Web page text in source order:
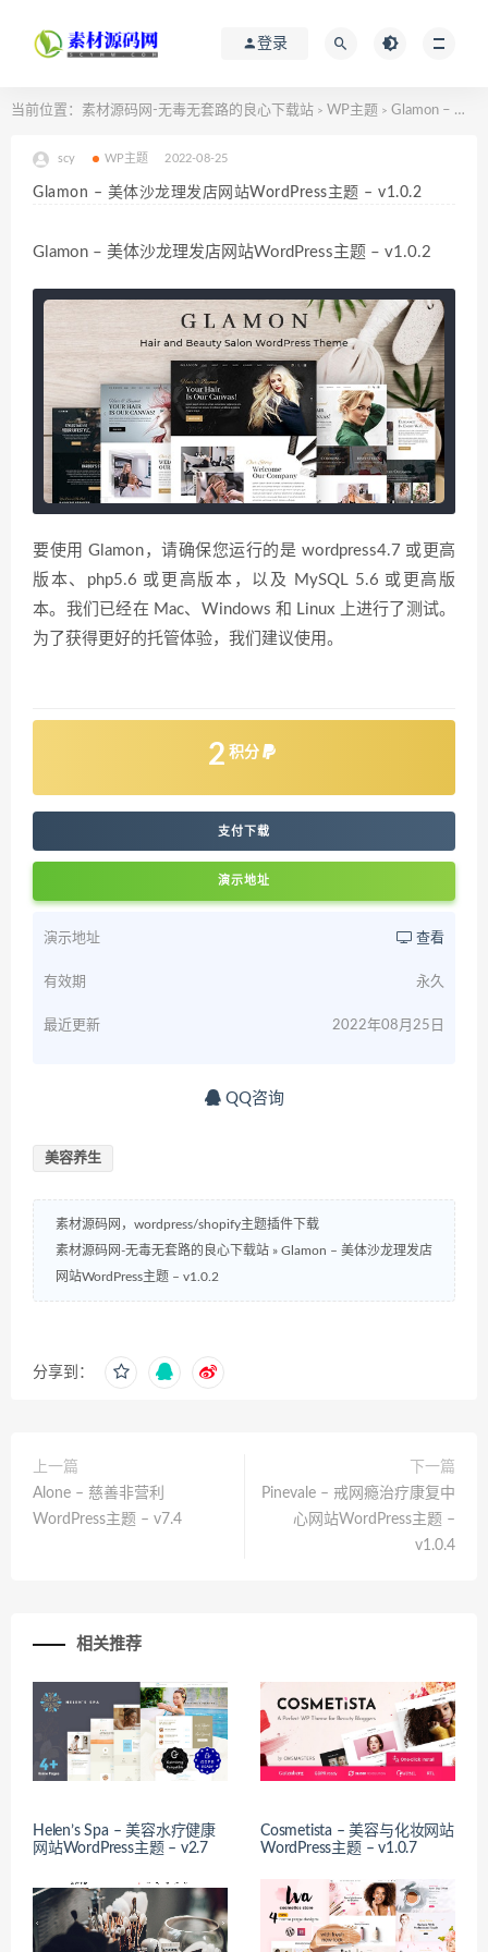
登录
当前位置： 素材源码网-无毒无套路的良心下载站 > WP主题 > Glamon – 美体沙龙理发店网站WordPress主题 – v1.0.2
scy WP主题 2022-08-25
Glamon – 美体沙龙理发店网站WordPress主题 – v1.0.2
Glamon – 美体沙龙理发店网站WordPress主题 – v1.0.2
要使用 Glamon，请确保您运行的是 wordpress4.7 或更高
版本、php5.6 或更高版本，以及 MySQL 5.6 或更高版
本。我们已经在 Mac、Windows 和 Linux 上进行了测试。
为了获得更好的托管体验，我们建议使用。
2 积分
支付下载
演示地址
演示地址 查看
有效期 永久
最近更新 2022年08月25日
QQ咨询
美容养生
素材源码网，wordpress/shopify主题插件下载
素材源码网-无毒无套路的良心下载站 » Glamon – 美体沙龙理发店
网站WordPress主题 – v1.0.2
分享到：
上一篇
Alone – 慈善非营利
WordPress主题 – v7.4
下一篇
Pinevale – 戒网瘾治疗康复中
心网站WordPress主题 –
v1.0.4
相关推荐
Helen’s Spa – 美容水疗健康
网站WordPress主题 – v2.7
Cosmetista – 美容与化妆网站
WordPress主题 – v1.0.7